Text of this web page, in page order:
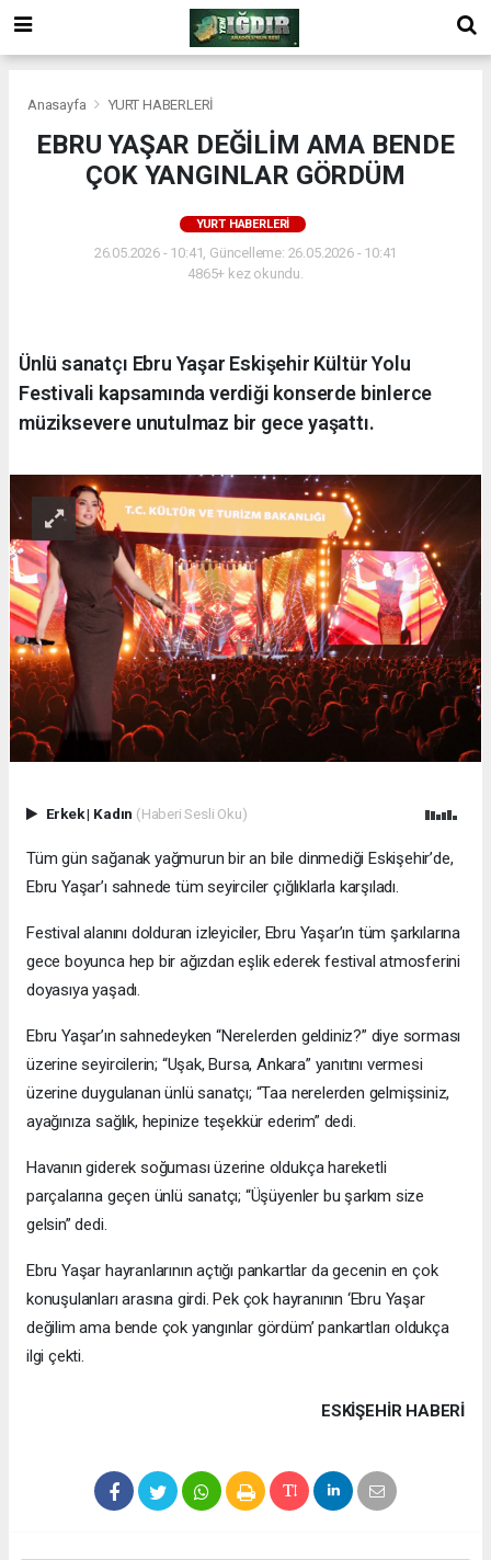
Anasayfa YURT HABERLERİ
EBRU YAŞAR DEĞİLİM AMA BENDE
ÇOK YANGINLAR GÖRDÜM
YURT HABERLERİ
26.05.2026 - 10:41, Güncelleme: 26.05.2026 - 10:41
4865+ kez okundu.
Ünlü sanatçı Ebru Yaşar Eskişehir Kültür Yolu
Festivali kapsamında verdiği konserde binlerce
müziksevere unutulmaz bir gece yaşattı.
Erkek| Kadın (Haberi Sesli Oku)
Tüm gün sağanak yağmurun bir an bile dinmediği Eskişehir’de,
Ebru Yaşar’ı sahnede tüm seyirciler çığlıklarla karşıladı.
Festival alanını dolduran izleyiciler, Ebru Yaşar’ın tüm şarkılarına
gece boyunca hep bir ağızdan eşlik ederek festival atmosferini
doyasıya yaşadı.
Ebru Yaşar’ın sahnedeyken “Nerelerden geldiniz?” diye sorması
üzerine seyircilerin; “Uşak, Bursa, Ankara” yanıtını vermesi
üzerine duygulanan ünlü sanatçı; “Taa nerelerden gelmişsiniz,
ayağınıza sağlık, hepinize teşekkür ederim” dedi.
Havanın giderek soğuması üzerine oldukça hareketli
parçalarına geçen ünlü sanatçı; “Üşüyenler bu şarkım size
gelsin” dedi.
Ebru Yaşar hayranlarının açtığı pankartlar da gecenin en çok
konuşulanları arasına girdi. Pek çok hayranının ‘Ebru Yaşar
değilim ama bende çok yangınlar gördüm’ pankartları oldukça
ilgi çekti.
ESKIŞEHIR HABERİ